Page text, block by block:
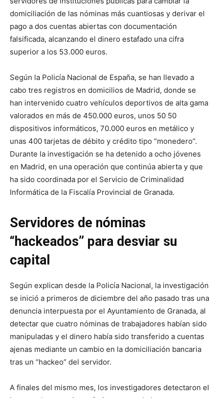
domiciliación de las nóminas más cuantiosas y derivar el
pago a dos cuentas abiertas con documentación
falsificada, alcanzando el dinero estafado una cifra
superior a los 53.000 euros.
Según la Policía Nacional de España, se han llevado a
cabo tres registros en domicilios de Madrid, donde se
han intervenido cuatro vehículos deportivos de alta gama
valorados en más de 450.000 euros, unos 50 50
dispositivos informáticos, 70.000 euros en metálico y
unas 400 tarjetas de débito y crédito tipo “monedero”.
Durante la investigación se ha detenido a ocho jóvenes
en Madrid, en una operación que continúa abierta y que
ha sido coordinada por el Servicio de Criminalidad
Informática de la Fiscalía Provincial de Granada.
Servidores de nóminas
“hackeados” para desviar su
capital
Según explican desde la Policía Nacional, la investigación
se inició a primeros de diciembre del año pasado tras una
denuncia interpuesta por el Ayuntamiento de Granada, al
detectar que cuatro nóminas de trabajadores habían sido
manipuladas y el dinero había sido transferido a cuentas
ajenas mediante un cambio en la domiciliación bancaria
tras un “hackeo” del servidor.
A finales del mismo mes, los investigadores detectaron el